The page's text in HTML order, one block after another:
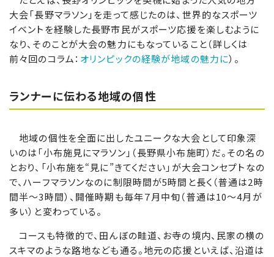
大会「長野マラソン」を走って感じたのは、世界的なスポーツ
イベントを経験した長野市民がスポーツ応援を楽しむように
なり、そのことが大会の魅力にもなっていること（詳しくは
前々回のコラム： オリンピックの経験が地域の魅力に）。
ランナーに伝わる地域の個性
地域の個性を全面に出したユニークな大会として印象深
いのは「小布施見にマラソン」（長野県小布施町）だ。その名の
とおり、「小布施を“見に”きてください」が大会コンセプトなの
で、ハーフマラソンなのに制限時間が5時間と長く（普通は2時
間半～3時間）、開催時期も毎年７月中旬（普通は10～4月が
多い）と変わっている。
コースも特徴的で、田んぼの畦道、お寺の境内、民家の横の
スキマのような路地なども通る。地元の応援といえば、沿道は